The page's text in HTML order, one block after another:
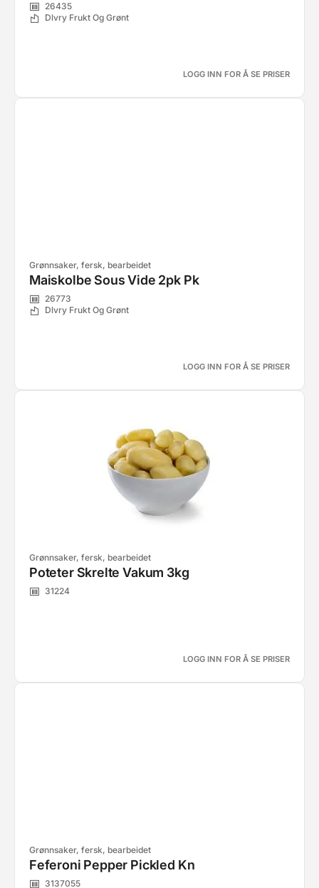
26435
Dlvry Frukt Og Grønt
LOGG INN FOR Å SE PRISER
Grønnsaker, fersk, bearbeidet
Maiskolbe Sous Vide 2pk Pk
26773
Dlvry Frukt Og Grønt
LOGG INN FOR Å SE PRISER
Grønnsaker, fersk, bearbeidet
Poteter Skrelte Vakum 3kg
31224
LOGG INN FOR Å SE PRISER
Grønnsaker, fersk, bearbeidet
Feferoni Pepper Pickled Kn
3137055